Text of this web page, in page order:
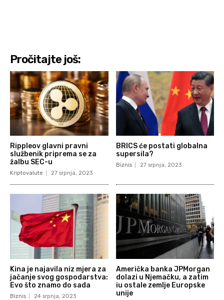
Pročitajte još:
Rippleov glavni pravni
službenik priprema se za
žalbu SEC-u
Kriptovalute 27 srpnja, 2023
BRICS će postati globalna
supersila?
Biznis 27 srpnja, 2023
Kina je najavila niz mjera za
jačanje svog gospodarstva:
Evo što znamo do sada
Biznis 24 srpnja, 2023
Američka banka JPMorgan
dolazi u Njemačku, a zatim
iu ostale zemlje Europske
unije